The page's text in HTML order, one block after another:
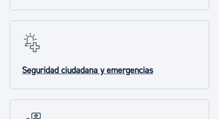
Seguridad ciudadana y emergencias